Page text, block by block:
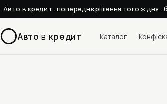
Авто в кредит · попереднє рішення того ж дня ·
Авто в кредит Каталог